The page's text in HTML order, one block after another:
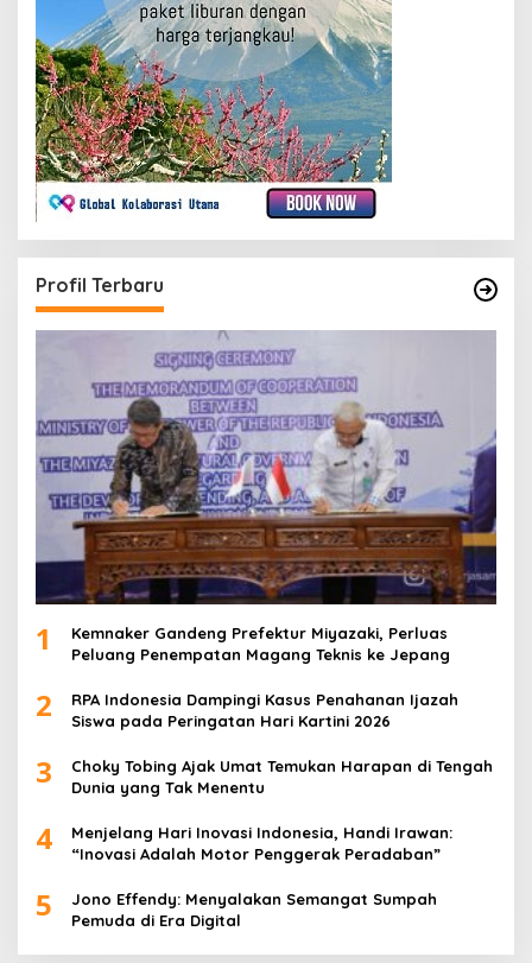
Profil Terbaru
1
Kemnaker Gandeng Prefektur Miyazaki, Perluas
Peluang Penempatan Magang Teknis ke Jepang
2
RPA Indonesia Dampingi Kasus Penahanan Ijazah
Siswa pada Peringatan Hari Kartini 2026
3
Choky Tobing Ajak Umat Temukan Harapan di Tengah
Dunia yang Tak Menentu
4
Menjelang Hari Inovasi Indonesia, Handi Irawan:
“Inovasi Adalah Motor Penggerak Peradaban”
5
Jono Effendy: Menyalakan Semangat Sumpah
Pemuda di Era Digital